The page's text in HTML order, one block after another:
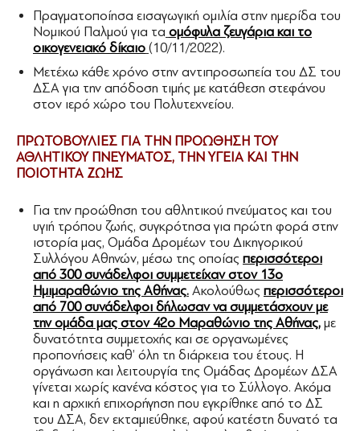
Πραγματοποίησα εισαγωγική ομιλία στην ημερίδα του
Νομικού Παλμού για τα ομόφυλα ζευγάρια και το
οικογενειακό δίκαιο (10/11/2022).
Μετέχω κάθε χρόνο στην αντιπροσωπεία του ΔΣ του
ΔΣΑ για την απόδοση τιμής με κατάθεση στεφάνου
στον ιερό χώρο του Πολυτεχνείου.
ΠΡΩΤΟΒΟΥΛΙΕΣ ΓΙΑ ΤΗΝ ΠΡΟΩΘΗΣΗ ΤΟΥ
ΑΘΛΗΤΙΚΟΥ ΠΝΕΥΜΑΤΟΣ, ΤΗΝ ΥΓΕΙΑ ΚΑΙ ΤΗΝ
ΠΟΙΟΤΗΤΑ ΖΩΗΣ
Για την προώθηση του αθλητικού πνεύματος και του
υγιή τρόπου ζωής, συγκρότησα για πρώτη φορά στην
ιστορία μας, Ομάδα Δρομέων του Δικηγορικού
Συλλόγου Αθηνών, μέσω της οποίας περισσότεροι
από 300 συνάδελφοι συμμετείχαν στον 13ο
Ημιμαραθώνιο της Αθήνας. Ακολούθως περισσότεροι
από 700 συνάδελφοι δήλωσαν να συμμετάσχουν με
την ομάδα μας στον 42ο Μαραθώνιο της Αθήνας, με
δυνατότητα συμμετοχής και σε οργανωμένες
προπονήσεις καθ’ όλη τη διάρκεια του έτους. Η
οργάνωση και λειτουργία της Ομάδας Δρομέων ΔΣΑ
γίνεται χωρίς κανένα κόστος για το Σύλλογο. Ακόμα
και η αρχική επιχορήγηση που εγκρίθηκε από το ΔΣ
του ΔΣΑ, δεν εκταμιεύθηκε, αφού κατέστη δυνατό τα